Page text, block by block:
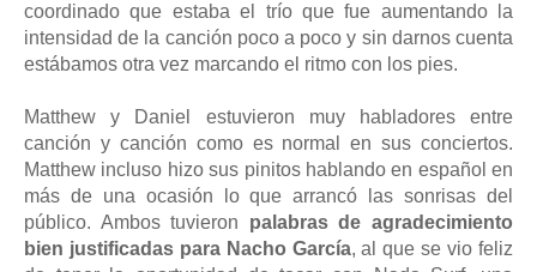
coordinado que estaba el trío que fue aumentando la
intensidad de la canción poco a poco y sin darnos cuenta
estábamos otra vez marcando el ritmo con los pies.
Matthew y Daniel estuvieron muy habladores entre
canción y canción como es normal en sus conciertos.
Matthew incluso hizo sus pinitos hablando en español en
más de una ocasión lo que arrancó las sonrisas del
público. Ambos tuvieron palabras de agradecimiento
bien justificadas para Nacho García, al que se vio feliz